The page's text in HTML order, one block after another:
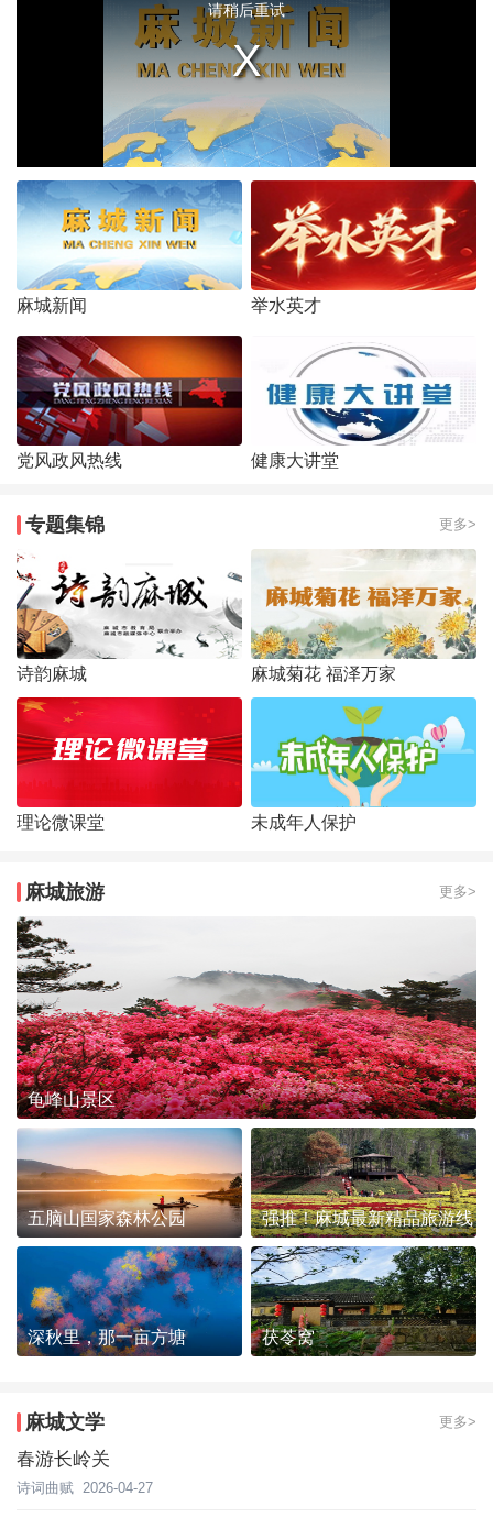
请稍后重试
麻城新闻 举水英才
党风政风热线 健康大讲堂
专题集锦 更多>
诗韵麻城 麻城菊花 福泽万家
理论微课堂 未成年人保护
麻城旅游 更多>
龟峰山景区
五脑山国家森林公园 强推！麻城最新精品旅游线
路发布~
深秋里，那一亩方塘 茯苓窝
麻城文学 更多>
春游长岭关
诗词曲赋 2026-04-27